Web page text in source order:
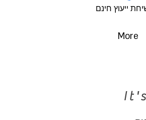
More
ייעוץ חינם